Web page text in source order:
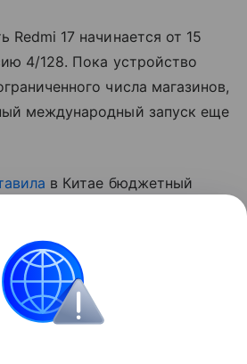
Redmi 17 начинается от 15
4/128. Пока устройство
числа магазинов,
международный запуск еще
в Китае бюджетный